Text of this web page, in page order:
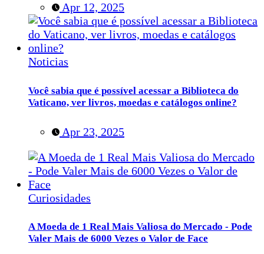
Apr 12, 2025
Noticias
Você sabia que é possível acessar a Biblioteca do
Vaticano, ver livros, moedas e catálogos online?
Apr 23, 2025
Curiosidades
A Moeda de 1 Real Mais Valiosa do Mercado - Pode
Valer Mais de 6000 Vezes o Valor de Face